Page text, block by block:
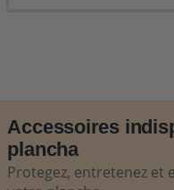
Accessoires
plancha
Protegez, entretenez et